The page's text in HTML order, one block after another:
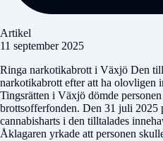
Artikel
11 september 2025
Ringa narkotikabrott i Växjö Den
narkotikabrott efter att ha olovligen
Tingsrätten i Växjö dömde
brottsofferfonden. Den 31 juli 2025
cannabisharts i den tilltalades
Åklagaren yrkade att personen